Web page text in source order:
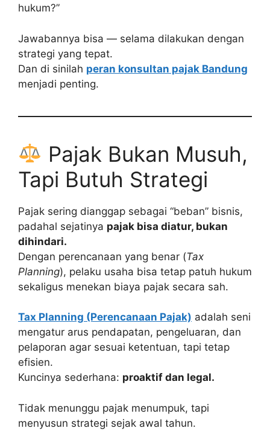
hukum?”
Jawabannya bisa — selama dilakukan dengan
strategi yang tepat.
Dan di sinilah peran konsultan pajak Bandung
menjadi penting.
Pajak Bukan Musuh,
Tapi Butuh Strategi
Pajak sering dianggap sebagai “beban” bisnis,
padahal sejatinya pajak bisa diatur, bukan
dihindari.
Dengan perencanaan yang benar (Tax
Planning), pelaku usaha bisa tetap patuh hukum
sekaligus menekan biaya pajak secara sah.
Tax Planning (Perencanaan Pajak) adalah seni
mengatur arus pendapatan, pengeluaran, dan
pelaporan agar sesuai ketentuan, tapi tetap
efisien.
Kuncinya sederhana: proaktif dan legal.
Tidak menunggu pajak menumpuk, tapi
menyusun strategi sejak awal tahun.